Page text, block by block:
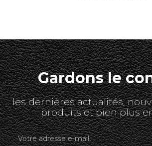
Gardons le
les dernières actualités,
produits et bien plus